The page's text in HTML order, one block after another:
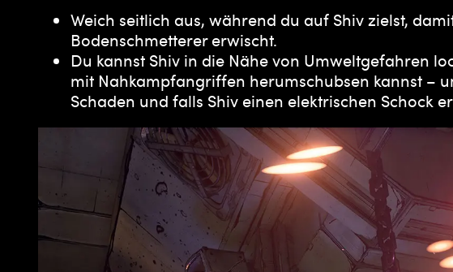
Weich seitlich aus, während du auf Shiv zielst,
Bodenschmetterer erwischt.
Du kannst Shiv in die Nähe von Umweltgefahren
mit Nahkampfangriffen herumschubsen kannst –
Schaden und falls Shiv einen elektrischen Schock